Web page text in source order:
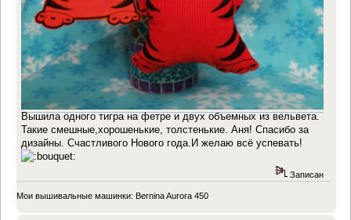
Вышила одного тигра на фетре и двух объемных из вельвета.
Такие смешные,хорошенькие, толстенькие. Аня! Спасибо за
дизайны. Счастливого Нового года.И желаю всё успевать!
Записан
Мои вышивальные машинки: Bernina Aurora 450